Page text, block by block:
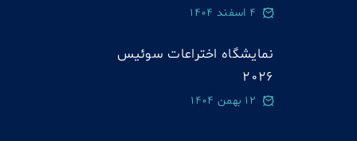
4 اسفند 1404
نمایشگاه اختراعات سوئيس
2026
12 بهمن 1404